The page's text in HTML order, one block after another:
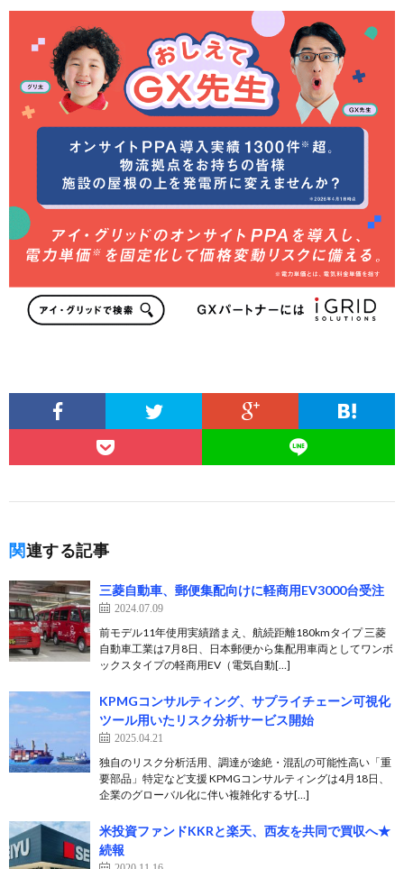
関連する記事
三菱自動車、郵便集配向けに軽商用EV3000台受注
2024.07.09
前モデル11年使用実績踏まえ、航続距離180kmタイプ 三菱
自動車工業は7月8日、日本郵便から集配用車両としてワンボ
ックスタイプの軽商用EV（電気自動[…]
KPMGコンサルティング、サプライチェーン可視化
ツール用いたリスク分析サービス開始
2025.04.21
独自のリスク分析活用、調達が途絶・混乱の可能性高い「重
要部品」特定など支援 KPMGコンサルティングは4月18日、
企業のグローバル化に伴い複雑化するサ[…]
米投資ファンドKKRと楽天、西友を共同で買収へ★
続報
2020.11.16